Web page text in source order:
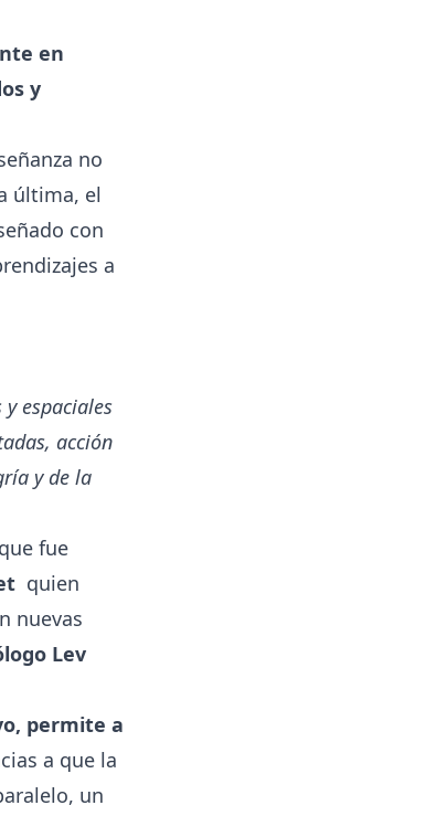
en
y
no
última, el
con
a
espaciales
acción
y de la
fue
quien
nuevas
Lev
permite a
a que la
un